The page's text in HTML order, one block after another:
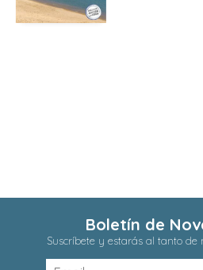
Boletín de
Suscríbete y estarás al tanto de